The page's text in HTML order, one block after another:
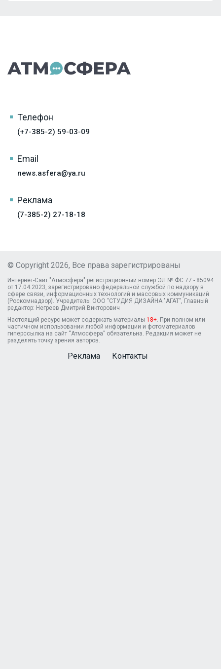
Телефон
(+7-385-2) 59-03-09
Email
news.asfera@ya.ru
Реклама
(7-385-2) 27-18-18
© Copyright 2026, Все права зарегистрированы
Интернет-Сайт "Атмосфера" регистрационный номер ЭЛ № ФС 77 - 85094
от 17.04.2023, зарегистрировано федеральной службой по надзору в
сфере связи, информационных технологий и массовых коммуникаций
(Роскомнадзор). Учредитель: ООО "СТУДИЯ ДИЗАЙНА "АГАТ", Главный
редактор: Негреев Дмитрий Викторович
Настоящий ресурс может содержать материалы 18+. При полном или
частичном использовании любой информации и фотоматериалов
гиперссылка на сайт “Атмосфера” обязательна. Редакция может не
разделять точку зрения авторов.
Реклама Контакты